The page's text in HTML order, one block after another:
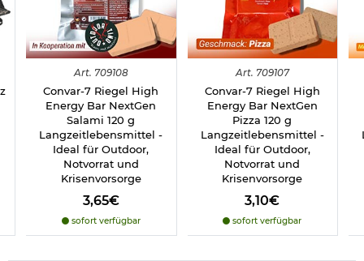
Art. 709108
Convar-7 Riegel High
Energy Bar NextGen
Salami 120 g
Langzeitlebensmittel -
Ideal für Outdoor,
Notvorrat und
Krisenvorsorge
3,65€
sofort verfügbar
Art. 709107
Convar-7 Riegel High
Energy Bar NextGen
Pizza 120 g
Langzeitlebensmittel -
Ideal für Outdoor,
Notvorrat und
Krisenvorsorge
3,10€
sofort verfügbar